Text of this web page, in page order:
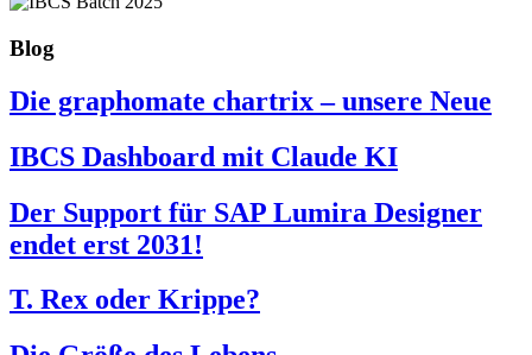
Blog
Die graphomate chartrix – unsere Neue
IBCS Dashboard mit Claude KI
Der Support für SAP Lumira Designer
endet erst 2031!
T. Rex oder Krippe?